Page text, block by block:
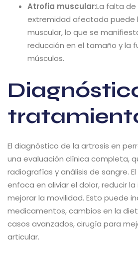
Atrofia muscular:La falta
extremidad afectada puede
muscular, lo que se
reducción en el tamaño y la
músculos.
El diagnóstico de la artrosis en
una evaluación clínica completa,
radiografías y análisis de sangre.
enfoca en aliviar el dolor, reducir
mejorar la movilidad. Esto puede
medicamentos, cambios en la
casos avanzados, cirugía para
articular.